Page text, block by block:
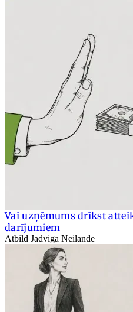
Vai uzņēmums drīkst
darījumiem
Atbild Jadviga Neilande